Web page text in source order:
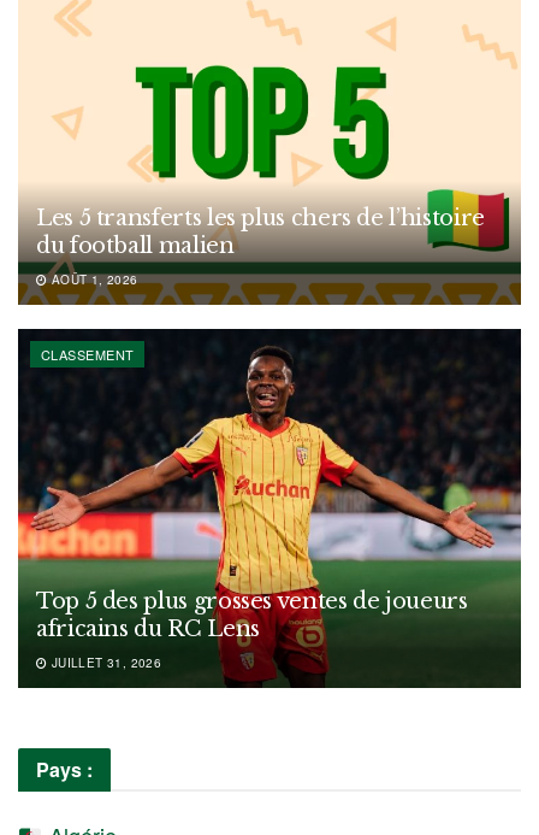
Les 5 transferts les plus chers de l’histoire
du football malien
AOÛT 1, 2026
CLASSEMENT
Top 5 des plus grosses ventes de joueurs
africains du RC Lens
JUILLET 31, 2026
Pays :